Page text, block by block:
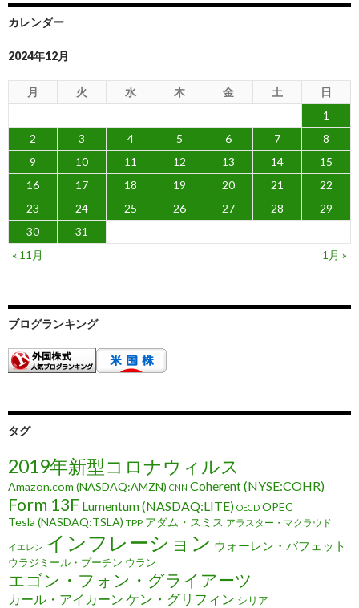
カレンダー
2024年12月
月 火 水 木 金 土
日
1
2
3 4 5 6 7
8
9
10 11 12 13 14
15
16
17 18 19 20 21
22
23
24 25 26 27 28
29
30
31
« 11月
1月 »
ブログランキング
タグ
2019年新型コロナウィルス
Amazon.com (NASDAQ:AMZN) CNN Coherent (NYSE:COHR)
Form 13F Lumentum (NASDAQ:LITE) OECD OPEC
Tesla (NASDAQ:TSLA) TPP アダム・スミス アラスター・マクラウド
イエレン インフレーション ウォーレン・バフェット
ウラジミール・プーチン ウラン
エゴン・フォン・グライアーツ
カール・アイカーン ケン・グリフィン シリア